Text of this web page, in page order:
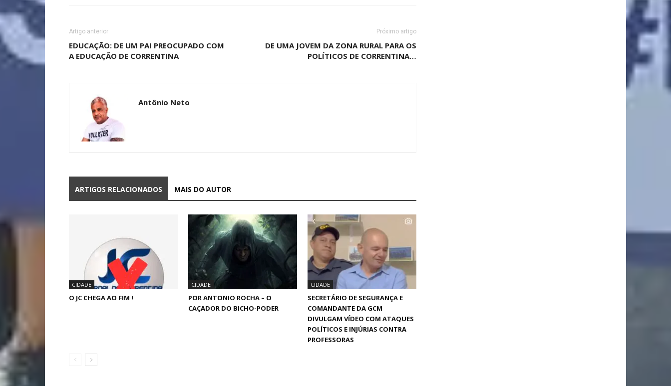
Artigo anterior
EDUCAÇÃO: DE UM PAI PREOCUPADO COM
A EDUCAÇÃO DE CORRENTINA
Próximo artigo
DE UMA JOVEM DA ZONA RURAL PARA OS
POLÍTICOS DE CORRENTINA…
Antônio Neto
ARTIGOS RELACIONADOS MAIS DO AUTOR
CIDADE
O JC CHEGA AO FIM !
CIDADE
POR ANTONIO ROCHA – O
CAÇADOR DO BICHO-PODER
CIDADE
SECRETÁRIO DE SEGURANÇA E
COMANDANTE DA GCM
DIVULGAM VÍDEO COM ATAQUES
POLÍTICOS E INJÚRIAS CONTRA
PROFESSORAS